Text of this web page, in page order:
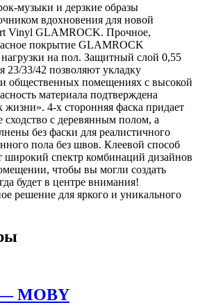
музыки и дерзкие образы
вдохновения для новой
Vinyl GLAMROCK. Прочное,
покрытие GLAMROCK
на пол. Защитный слой 0,55
23/33/42 позволяют укладку
общественных помещениях с высокой
материала подтверждена
4-х сторонняя фаска придает
с деревянным полом, а
без фаски для реалистичного
пола без швов. Клеевой способ
широкий спектр комбинаций дизайнов
чтобы вы могли создать
будет в центре внимания!
решение для яркого и уникального
MOBY